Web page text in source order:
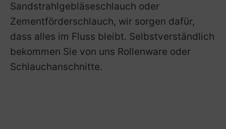
Sandstrahlgebläseschlauch oder
Zementförderschlauch, wir sorgen dafür,
dass alles im Fluss bleibt. Selbstverständlich
bekommen Sie von uns Rollenware oder
Schlauchanschnitte.